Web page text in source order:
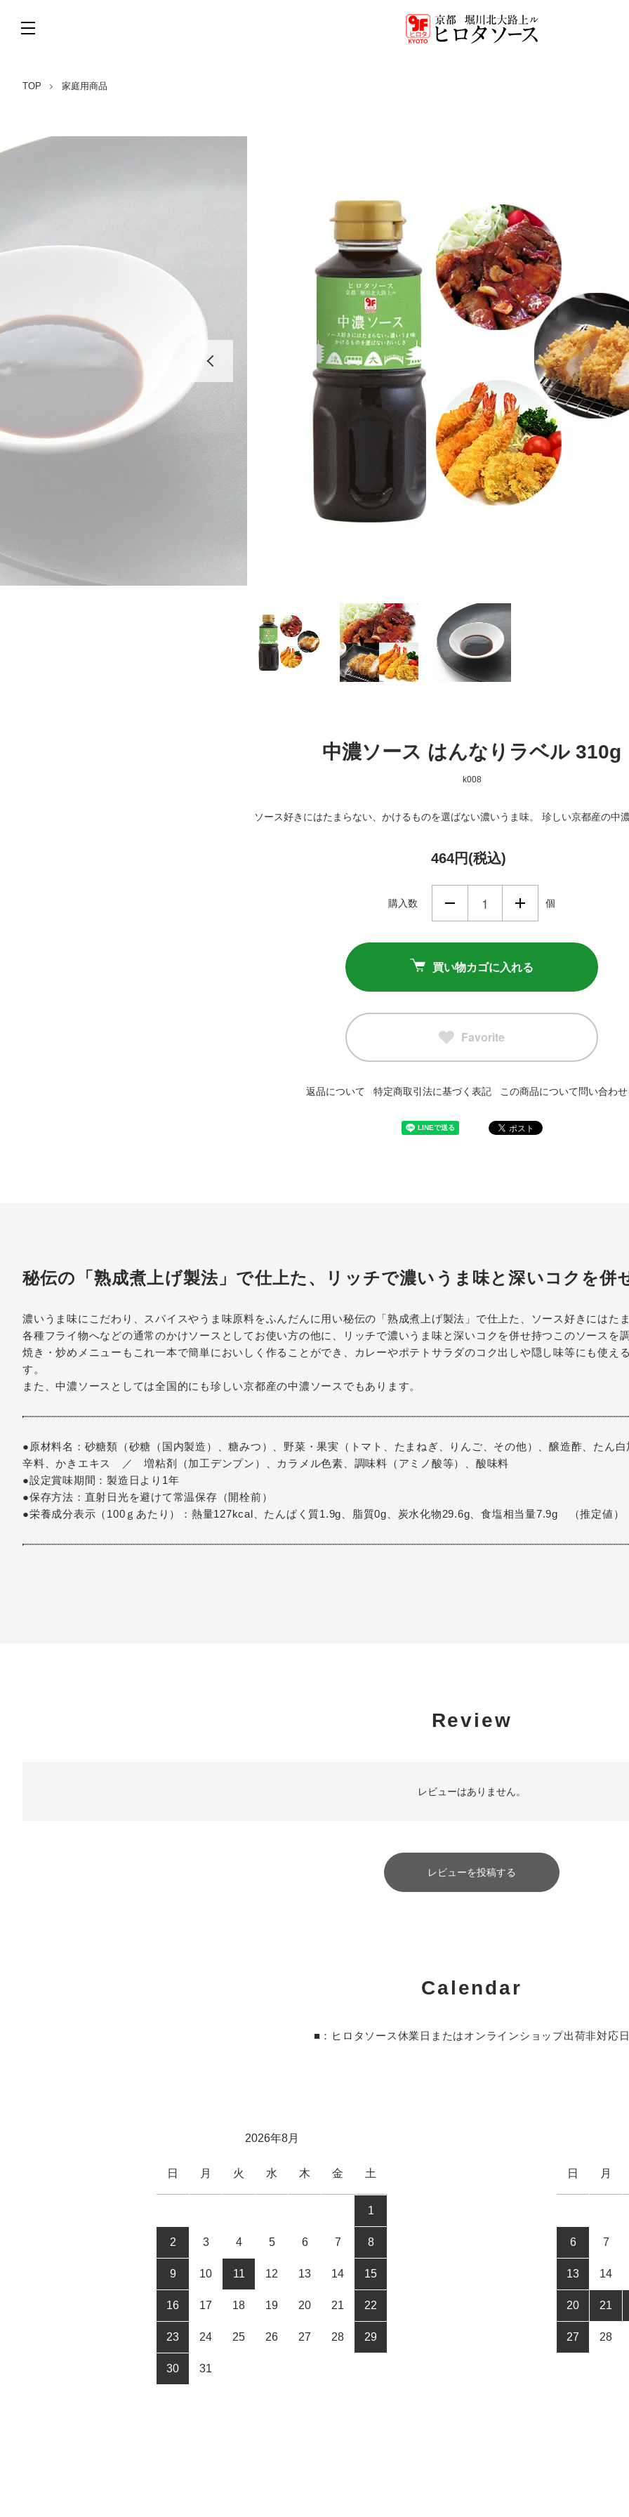
TOP 家庭用商品
中濃ソース はんなりラベル 310g
k008
ソース好きにはたまらない、かけるものを選ばない濃いうま味。 珍しい京都産の中
464円(税込)
購入数 個
買い物カゴに入れる
Favorite
返品について 特定商取引法に基づく表記 この商品について問い合わ
秘伝の「熟成煮上げ製法」で仕上た、リッチで濃いうま味と深いコクを併
濃いうま味にこだわり、スパイスやうま味原料をふんだんに用い秘伝の「熟成煮上げ製法」で仕上た、ソース好きにはた
各種フライ物へなどの通常のかけソースとしてお使い方の他に、リッチで濃いうま味と深いコクを併せ持つこのソースを
焼き・炒めメニューもこれ一本で簡単においしく作ることができ、カレーやポテトサラダのコク出しや隠し味等にも使え
す。
また、中濃ソースとしては全国的にも珍しい京都産の中濃ソースでもあります。
●原材料名：砂糖類（砂糖（国内製造）、糖みつ）、野菜・果実（トマト、たまねぎ、りんご、その他）、醸造酢、たん
辛料、かきエキス ／ 増粘剤（加工デンプン）、カラメル色素、調味料（アミノ酸等）、酸味料
●設定賞味期間：製造日より1年
●保存方法：直射日光を避けて常温保存（開栓前）
●栄養成分表示（100ｇあたり）：熱量127kcal、たんぱく質1.9g、脂質0g、炭水化物29.6g、食塩相当量7.9g （推定値）
Review
レビューはありません。
レビューを投稿する
Calendar
■：ヒロタソース休業日またはオンラインショップ出荷非対応
2026年8月
日 月 火 水 木 金 土
1
2 3 4 5 6 7 8
9 10 11 12 13 14 15
16 17 18 19 20 21 22
23 24 25 26 27 28 29
30 31
日 月
6 7
13 14
20 21
27 28